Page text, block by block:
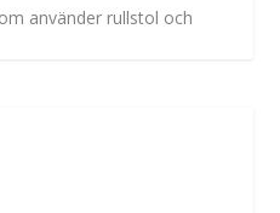
använder rullstol och